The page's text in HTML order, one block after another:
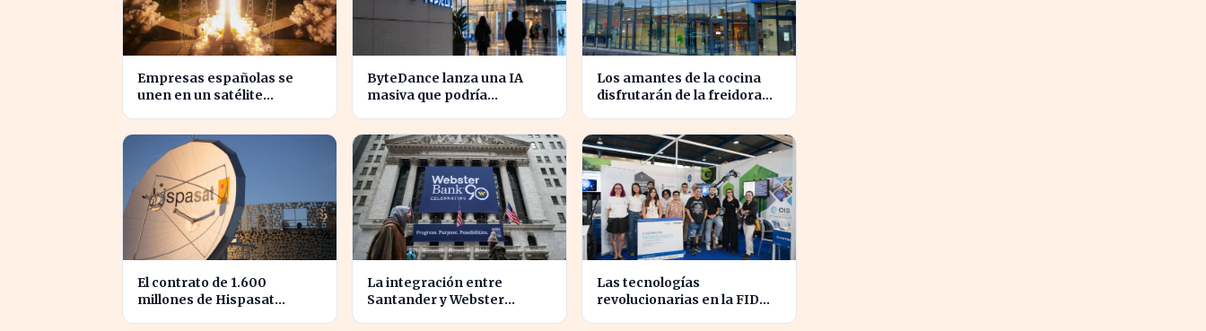
Empresas españolas se
unen en un satélite
ByteDance lanza una IA
masiva que podría
Los amantes de la cocina
disfrutarán de la freidora
El contrato de 1.600
millones de Hispasat
La integración entre
Santander y Webster
Las tecnologías
revolucionarias en la FIDMA